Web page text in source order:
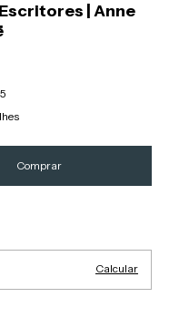
| Anne
Calcular